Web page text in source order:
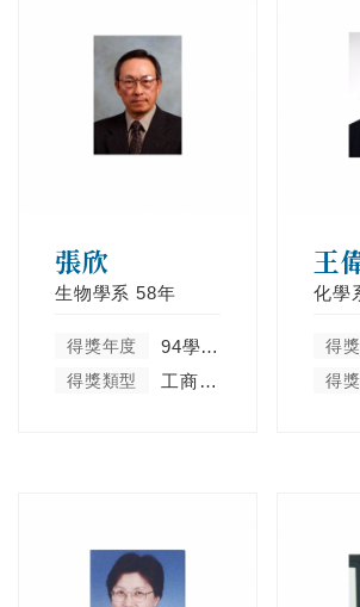
張欣
生物學系 58年
得獎年度 94學年度
得獎類型 工商菁英類
王
化學
得
得